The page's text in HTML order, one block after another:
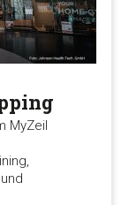
MyZeil